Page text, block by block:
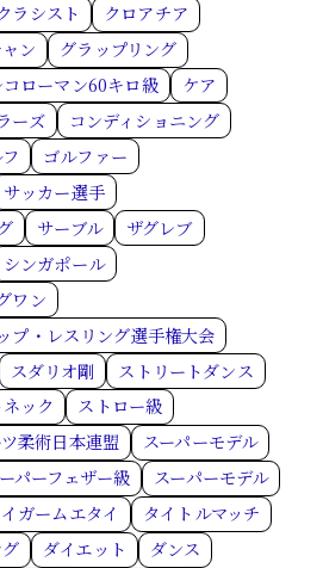
ラシスト
クロアチア
ン
グラップリング
コローマン60キロ級
ケア
ーズ
コンディショニング
ゴルファー
サッカー選手
サーブル
ザグレブ
シンガポール
ワン
プ・レスリング選手権大会
スダリオ剛
ストリートダンス
ック
ストロー級
柔術日本連盟
スーパーモデル
パーフェザー級
スーパーモデル
ガームエタイ
タイトルマッチ
ダイエット
ダンス